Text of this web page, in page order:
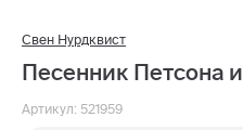
Свен Нурдквист
Песенник Петсона
Артикул: 521959